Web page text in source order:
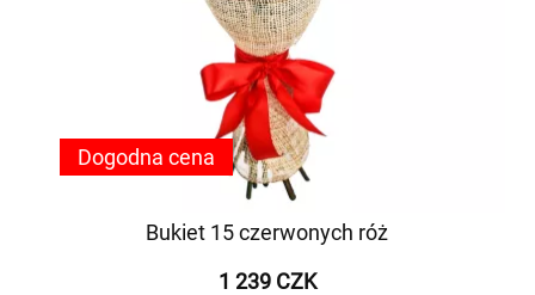
Bukiet 15 czerwonych róż
1 239 CZK
Dogodna cena